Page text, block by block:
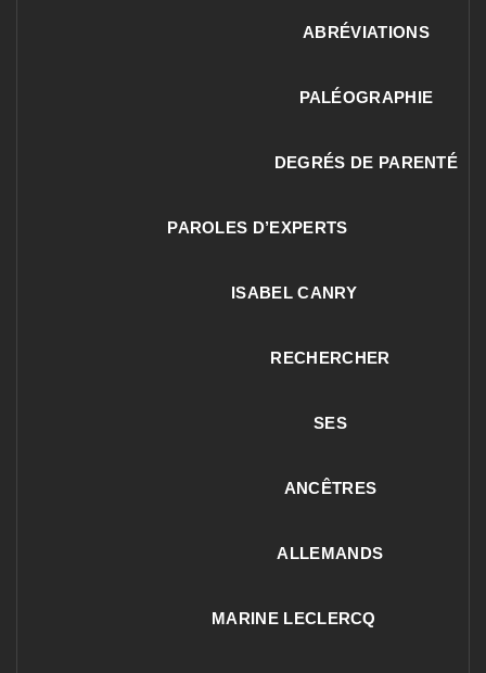
ABRÉVIATIONS
PALÉOGRAPHIE
DEGRÉS DE PARENTÉ
PAROLES D’EXPERTS
ISABEL CANRY
RECHERCHER
SES
ANCÊTRES
ALLEMANDS
MARINE LECLERCQ